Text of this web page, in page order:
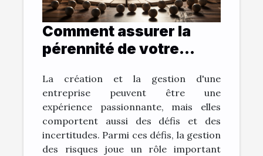
Comment assurer la
pérennité de votre
gestion des risques ?
La création et la gestion d'une
entreprise peuvent être une
expérience passionnante, mais elles
comportent aussi des défis et des
incertitudes. Parmi ces défis, la gestion
des risques joue un rôle important